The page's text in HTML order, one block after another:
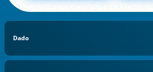
Dado